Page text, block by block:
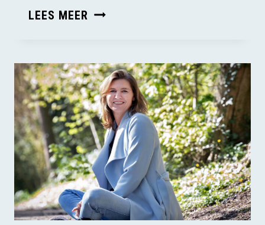
LEES MEER MOOIE
NIEUWE
OOGST